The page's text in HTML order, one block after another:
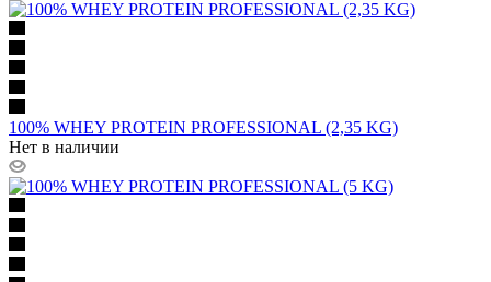
100% WHEY PROTEIN PROFESSIONAL (2,35 KG)
Нет в наличии